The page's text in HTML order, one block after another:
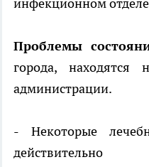
инфекционном
Проблемы
города, находятся
администрации.
- Некоторые